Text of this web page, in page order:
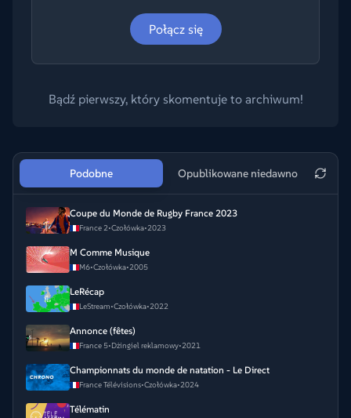
Połącz się
Bądź pierwszy, który skomentuje to archiwum!
Podobne Opublikowane niedawno
Coupe du Monde de Rugby France 2023
France 2•Czołówka•2023
M Comme Musique
M6•Czołówka•2005
LeRécap
LeStream•Czołówka•2022
Annonce (fêtes)
France 5•Dżingiel reklamowy•2021
Championnats du monde de natation - Le Direct
France Télévisions•Czołówka•2024
Télématin